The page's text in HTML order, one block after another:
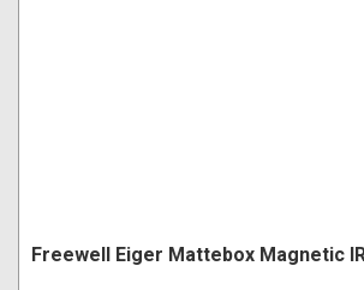
Freewell Eiger Mattebox Magnetic